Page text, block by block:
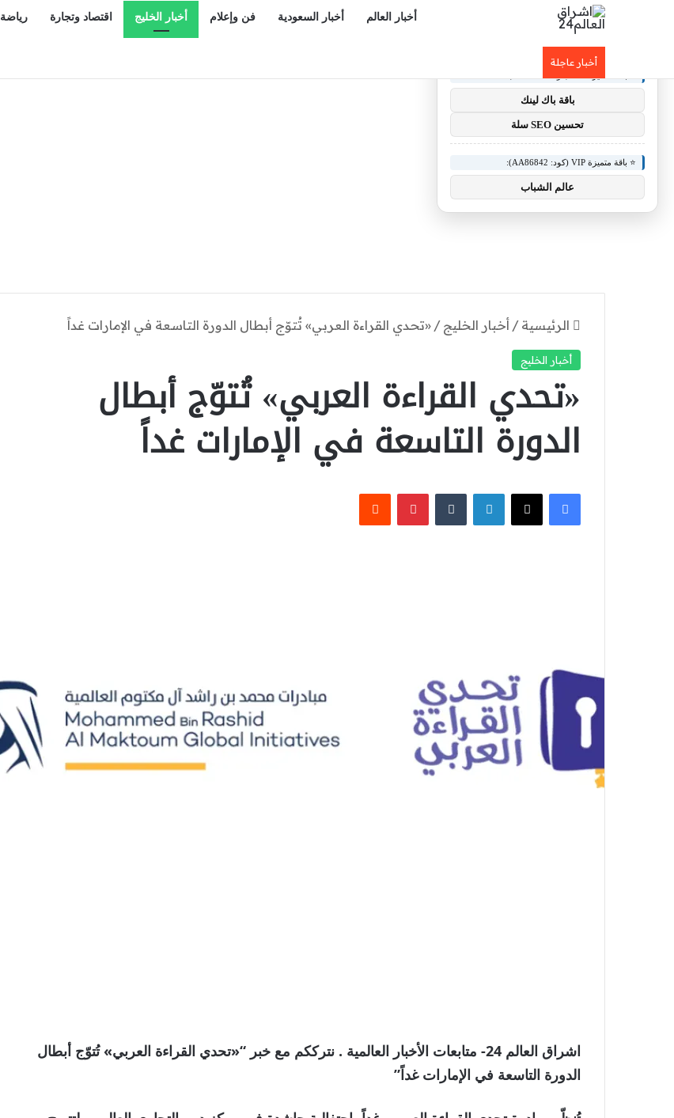
أخبار العالم أخبار السعودية فن وإعلام أخبار الخليج اقتصاد وتجارة رياضة
أخبار عاجلة
الرئيسية / أخبار الخليج / «تحدي القراءة العربي» تُتوّج أبطال الدورة التاسعة في الإمارات غداً
أخبار الخليج
«تحدي القراءة العربي» تُتوّج أبطال
الدورة التاسعة في الإمارات غداً
فيسبوك
‫X لينكدإن بينتيريست
اشراق العالم 24- متابعات الأخبار العالمية . نترككم مع خبر “«تحدي القراءة العربي» تُتوّج أبطال
الدورة التاسعة في الإمارات غداً”
باقة باك لينك
تحسين SEO سلة
⭐ باقة متميزة VIP (كود: AA86842):
عالم الشباب